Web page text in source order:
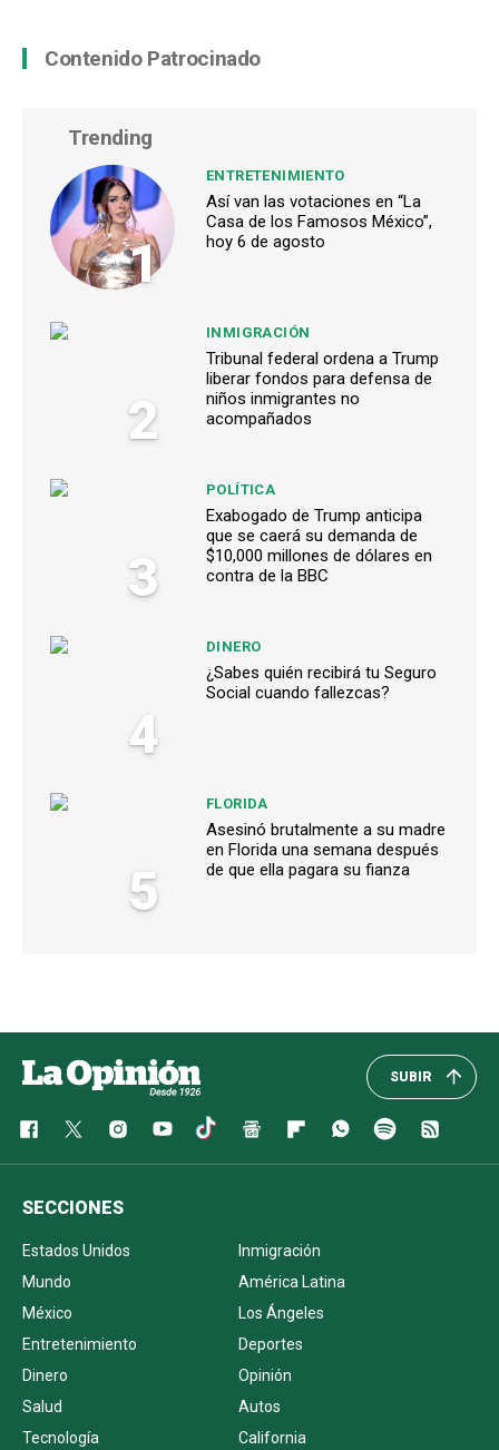
Contenido Patrocinado
Trending
1
ENTRETENIMIENTO
Así van las votaciones en “La
Casa de los Famosos México”,
hoy 6 de agosto
2
INMIGRACIÓN
Tribunal federal ordena a Trump
liberar fondos para defensa de
niños inmigrantes no
acompañados
3
POLÍTICA
Exabogado de Trump anticipa
que se caerá su demanda de
$10,000 millones de dólares en
contra de la BBC
4
DINERO
¿Sabes quién recibirá tu Seguro
Social cuando fallezcas?
5
FLORIDA
Asesinó brutalmente a su madre
en Florida una semana después
de que ella pagara su fianza
SUBIR
SECCIONES
Estados Unidos
Inmigración
Mundo
América Latina
México
Los Ángeles
Entretenimiento
Deportes
Dinero
Opinión
Salud
Autos
Tecnología
California